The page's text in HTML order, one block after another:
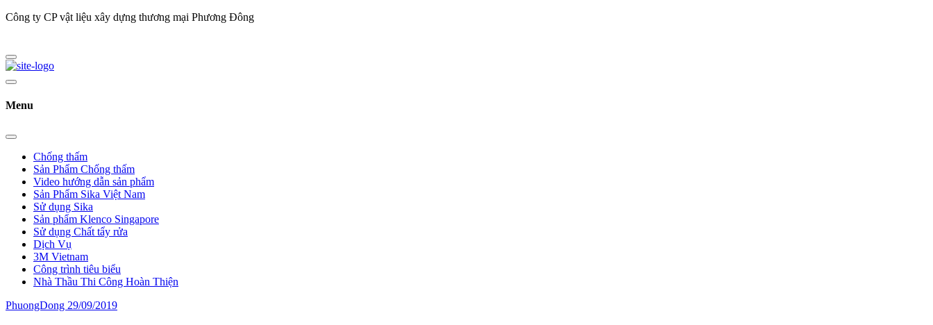
Công ty CP vật liệu xây dựng thương mại Phương Đông
Menu
Chống thấm
Sản Phẩm Chống thấm
Video hướng dẫn sản phẩm
Sản Phẩm Sika Việt Nam
Sử dụng Sika
Sản phẩm Klenco Singapore
Sử dụng Chất tẩy rửa
Dịch Vụ
3M Vietnam
Công trình tiêu biểu
Nhà Thầu Thi Công Hoàn Thiện
PhuongDong 29/09/2019